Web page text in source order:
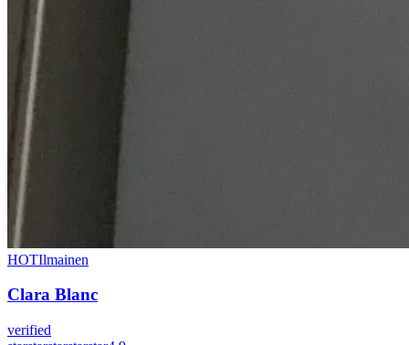
HOTIlmainen
Clara Blanc
verified